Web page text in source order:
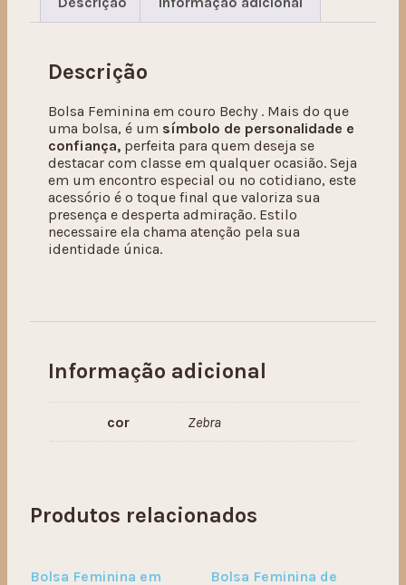
Descrição
Bolsa Feminina em couro Bechy . Mais do que
uma bolsa, é um símbolo de personalidade e
confiança, perfeita para quem deseja se
destacar com classe em qualquer ocasião. Seja
em um encontro especial ou no cotidiano, este
acessório é o toque final que valoriza sua
presença e desperta admiração. Estilo
necessaire ela chama atenção pela sua
identidade única.
Informação adicional
cor Zebra
Produtos relacionados
Bolsa Feminina em Bolsa Feminina de